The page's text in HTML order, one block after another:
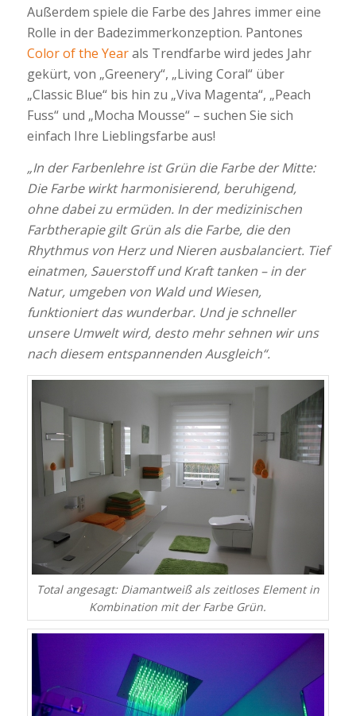
Außerdem spiele die Farbe des Jahres immer eine
Rolle in der Badezimmerkonzeption. Pantones
Color of the Yearals Trendfarbe wird jedes Jahr
gekürt, von „Greenery“, „Living Coral“ über
„Classic Blue“ bis hin zu „Viva Magenta“, „Peach
Fuss“ und „Mocha Mousse“ – suchen Sie sich
einfach Ihre Lieblingsfarbe aus!
„In der Farbenlehre ist Grün die Farbe der Mitte:
Die Farbe wirkt harmonisierend, beruhigend,
ohne dabei zu ermüden. In der medizinischen
Farbtherapie gilt Grün als die Farbe, die den
Rhythmus von Herz und Nieren ausbalanciert. Tief
einatmen, Sauerstoff und Kraft tanken – in der
Natur, umgeben von Wald und Wiesen,
funktioniert das wunderbar. Und je schneller
unsere Umwelt wird, desto mehr sehnen wir uns
nach diesem entspannenden Ausgleich“.
Total angesagt: Diamantweiß als zeitloses Element in
Kombination mit der Farbe Grün.